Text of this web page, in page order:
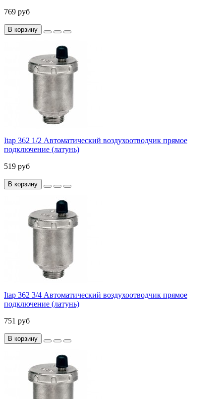
769 руб
В корзину
Itap 362 1/2 Автоматический воздухоотводчик прямое
подключение (латунь)
519 руб
В корзину
Itap 362 3/4 Автоматический воздухоотводчик прямое
подключение (латунь)
751 руб
В корзину